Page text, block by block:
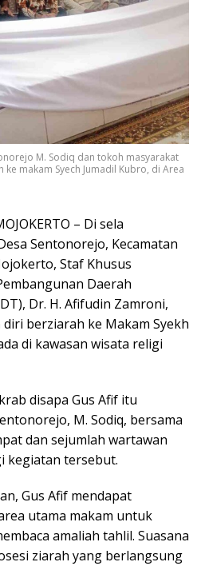
M. Sodiq dan tokoh masyarakat
makam Syech Jumadil Kubro, di Area
– Di sela
Sentonorejo, Kecamatan
Staf Khusus
Daerah
Dr. H. Afifudin Zamroni,
diri berziarah ke Makam Syekh
di kawasan wisata religi
disapa Gus Afif itu
M. Sodiq, bersama
dan sejumlah wartawan
kegiatan tersebut.
Gus Afif mendapat
utama makam untuk
amaliah tahlil. Suasana
ziarah yang berlangsung